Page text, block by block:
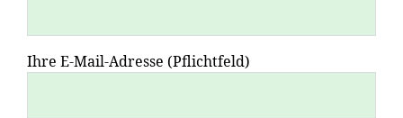
Ihre E-Mail-Adresse (Pflichtfeld)